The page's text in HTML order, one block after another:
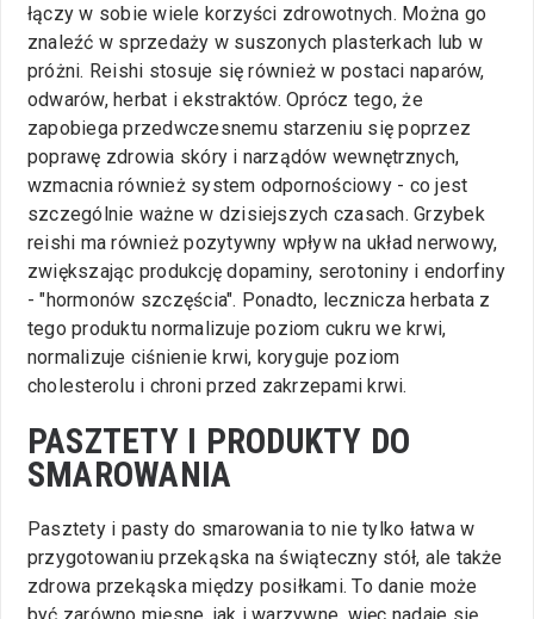
łączy w sobie wiele korzyści zdrowotnych. Można go
znaleźć w sprzedaży w suszonych plasterkach lub w
próżni. Reishi stosuje się również w postaci naparów,
odwarów, herbat i ekstraktów. Oprócz tego, że
zapobiega przedwczesnemu starzeniu się poprzez
poprawę zdrowia skóry i narządów wewnętrznych,
wzmacnia również system odpornościowy - co jest
szczególnie ważne w dzisiejszych czasach. Grzybek
reishi ma również pozytywny wpływ na układ nerwowy,
zwiększając produkcję dopaminy, serotoniny i endorfiny
- "hormonów szczęścia". Ponadto, lecznicza herbata z
tego produktu normalizuje poziom cukru we krwi,
normalizuje ciśnienie krwi, koryguje poziom
cholesterolu i chroni przed zakrzepami krwi.
PASZTETY I PRODUKTY DO
SMAROWANIA
Pasztety i pasty do smarowania to nie tylko łatwa w
przygotowaniu przekąska na świąteczny stół, ale także
zdrowa przekąska między posiłkami. To danie może